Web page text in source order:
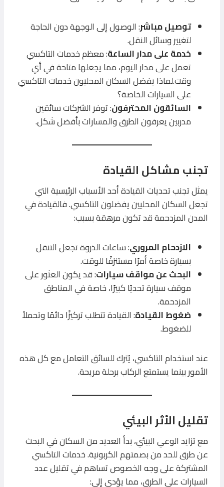
توصيل مباشر: الوصول إلى الوجهة دون الحاجة
لتغيير وسائل النقل.
خدمة على مدار الساعة: معظم خدمات التاكسي
تعمل على مدار اليوم، مما يجعلها متاحة في أي
وقت.لماذا يفضل السكان المحليون خدمات التاكسي
على السيارات الخاصة؟
السائقون المحترفون: توفر الشركات سائقين
مدربين يعرفون الطرق والمسارات بأفضل شكل.
تجنب مشاكل القيادة
يمثل تجنب تحديات القيادة أحد الأسباب الرئيسية التي
تجعل السكان المحليين يفضلون التاكسي. فالقيادة في
المدن المزدحمة قد تكون مرهقة بسبب:
الازدحام المروري: ساعات الذروة تجعل التنقل
بسيارة خاصة أمرًا مستنزفًا للوقت.
البحث عن مواقف سيارات: قد يكون العثور على
موقف سيارة تحديًا كبيرًا، خاصة في المناطق
المزدحمة.
ضغوط القيادة: القيادة تتطلب تركيزًا دائمًا وتحملاً
للضغوط.
عند استخدام التاكسي، يُترك للسائق التعامل مع كل هذه
الأمور بينما يستمتع الركاب برحلة مريحة.
تقليل الأثر البيئي
مع تزايد الوعي البيئي، بدأ العديد من السكان في البحث
عن طرق للحد من بصمتهم الكربونية. خدمات التاكسي
المشتركة على وجه الخصوص تساهم في تقليل عدد
السيارات على الطرق، مما يؤدي إلى: